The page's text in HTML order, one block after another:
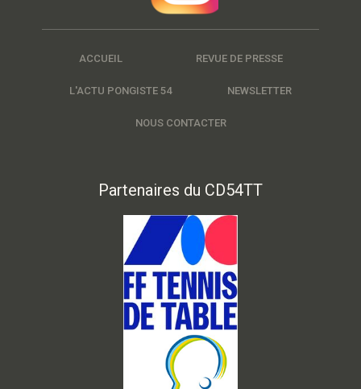
ACCUEIL REVUE DE PRESSE
L'ACTU PONGISTE 54 NEWSLETTER
NOUS CONTACTER
Partenaires du CD54TT